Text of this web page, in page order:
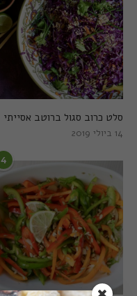
סלט כרוב סגול ברוטב אסייתי
14 ביולי 2019
4